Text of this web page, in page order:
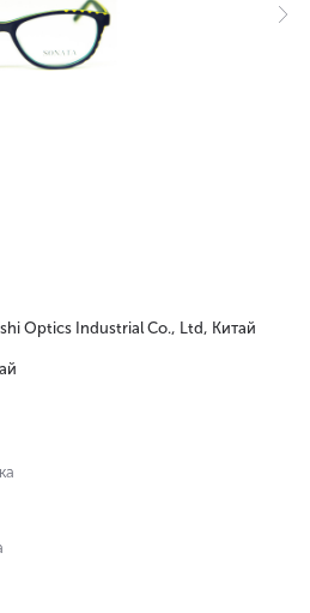
Optics Industrial Co., Ltd, Китай